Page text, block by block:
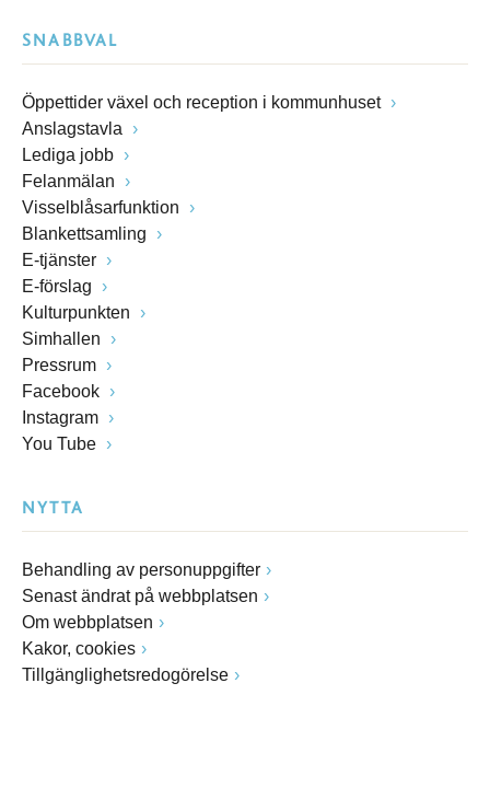
SNABBVAL
Öppettider växel och reception i kommunhuset
Anslagstavla
Lediga jobb
Felanmälan
Visselblåsarfunktion
Blankettsamling
E-tjänster
E-förslag
Kulturpunkten
Simhallen
Pressrum
Facebook
Instagram
You Tube
NYTTA
Behandling av personuppgifter
Senast ändrat på webbplatsen
Om webbplatsen
Kakor, cookies
Tillgänglighetsredogörelse